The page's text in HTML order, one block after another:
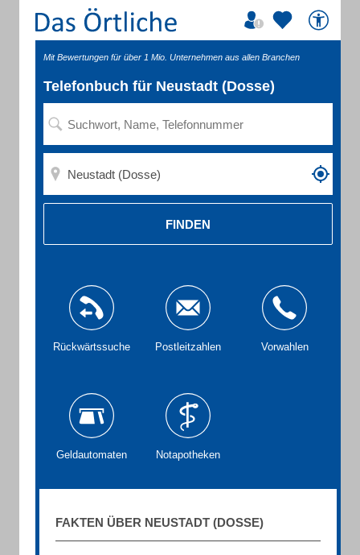
Mit Bewertungen für über 1 Mio. Unternehmen aus allen Branchen
Telefonbuch für Neustadt (Dosse)
FINDEN
Rückwärtssuche Postleitzahlen Vorwahlen
Geldautomaten Notapotheken
FAKTEN ÜBER NEUSTADT (DOSSE)